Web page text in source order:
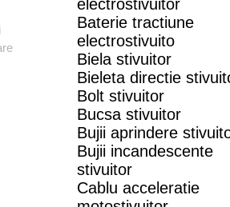
electrostivuitor
Baterie tractiune
electrostivuito
Biela stivuitor
Bieleta directie
Bolt stivuitor
Bucsa stivuitor
Bujii aprindere
Bujii incandescente
stivuitor
Cablu acceleratie